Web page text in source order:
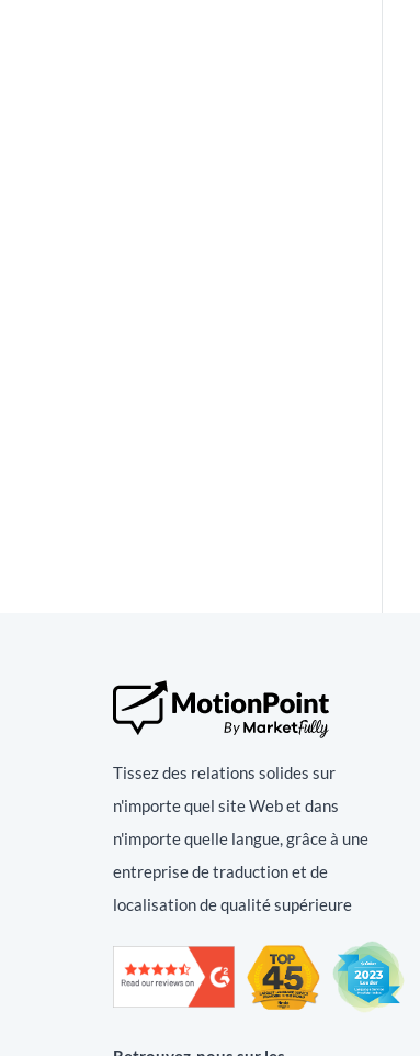
Tissez des relations solides sur
n'importe quel site Web et dans
n'importe quelle langue, grâce à une
entreprise de traduction et de
localisation de qualité supérieure